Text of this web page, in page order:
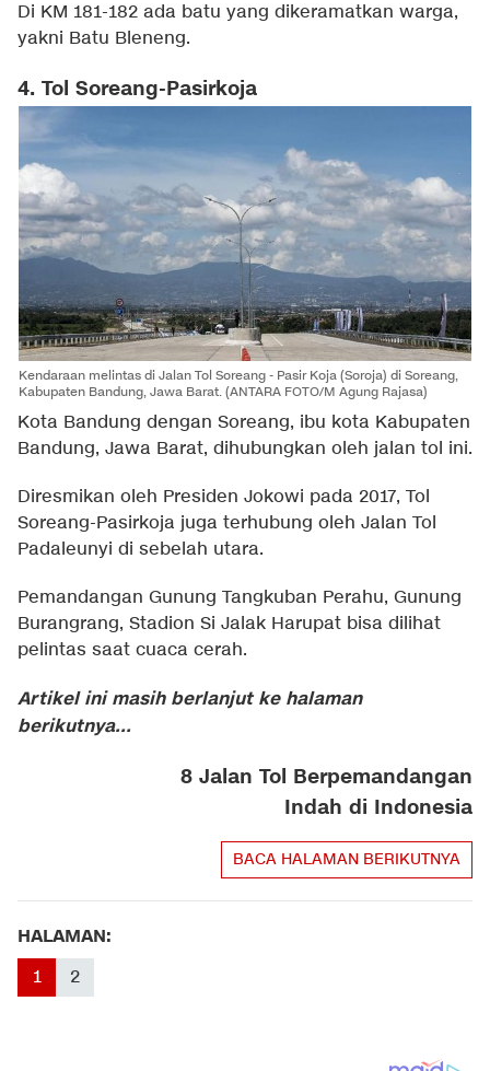
Di KM 181-182 ada batu yang dikeramatkan warga,
yakni Batu Bleneng.
4. Tol Soreang-Pasirkoja
Kendaraan melintas di Jalan Tol Soreang - Pasir Koja (Soroja) di Soreang,
Kabupaten Bandung, Jawa Barat. (ANTARA FOTO/M Agung Rajasa)
Kota Bandung dengan Soreang, ibu kota Kabupaten
Bandung, Jawa Barat, dihubungkan oleh jalan tol ini.
Diresmikan oleh Presiden Jokowi pada 2017, Tol
Soreang-Pasirkoja juga terhubung oleh Jalan Tol
Padaleunyi di sebelah utara.
Pemandangan Gunung Tangkuban Perahu, Gunung
Burangrang, Stadion Si Jalak Harupat bisa dilihat
pelintas saat cuaca cerah.
Artikel ini masih berlanjut ke halaman
berikutnya...
8 Jalan Tol Berpemandangan
Indah di Indonesia
BACA HALAMAN BERIKUTNYA
HALAMAN:
1 2